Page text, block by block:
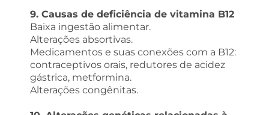
9. Causas de deficiência de vitamina B12
Baixa ingestão alimentar.
Alterações absortivas.
Medicamentos e suas conexões com a B12:
contraceptivos orais, redutores de acidez
gástrica, metformina.
Alterações congênitas.